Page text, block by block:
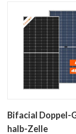
crystalline solar
Bifacial Doppel-
halb-Zelle